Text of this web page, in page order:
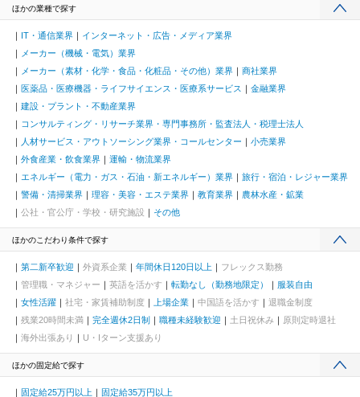
ほかの業種で探す
IT・通信業界
インターネット・広告・メディア業界
メーカー（機械・電気）業界
メーカー（素材・化学・食品・化粧品・その他）業界
商社業界
医薬品・医療機器・ライフサイエンス・医療系サービス
金融業界
建設・プラント・不動産業界
コンサルティング・リサーチ業界・専門事務所・監査法人・税理士法人
人材サービス・アウトソーシング業界・コールセンター
小売業界
外食産業・飲食業界
運輸・物流業界
エネルギー（電力・ガス・石油・新エネルギー）業界
旅行・宿泊・レジャー業界
警備・清掃業界
理容・美容・エステ業界 教育業界
農林水産・鉱業
公社・官公庁・学校・研究施設
その他
ほかのこだわり条件で探す
第二新卒歓迎 外資系企業 年間休日120日以上
フレックス勤務
管理職・マネジャー
英語を活かす 転勤なし（勤務地限定）
服装自由
女性活躍
社宅・家賃補助制度 上場企業 中国語を活かす
退職金制度
残業20時間未満
完全週休2日制 職種未経験歓迎 土日祝休み
原則定時退社
海外出張あり
U・Iターン支援あり
ほかの固定給で探す
固定給25万円以上 固定給35万円以上